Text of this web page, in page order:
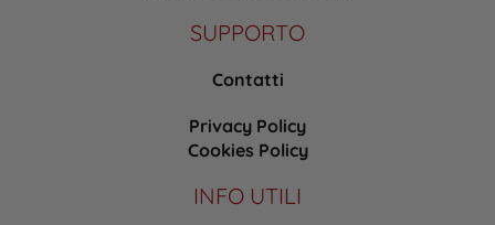
SUPPORTO
Contatti
Privacy Policy
Cookies Policy
INFO UTILI